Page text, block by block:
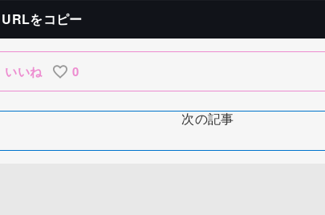
URLをコピー
いいね 0
次の記事